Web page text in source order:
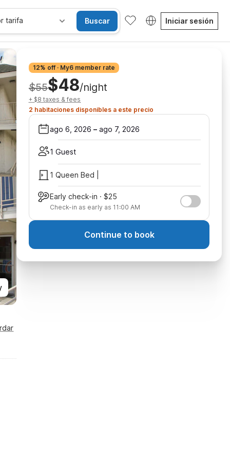
tarifa Buscar Iniciar sesión
12% off · My6 member rate
$55$48/night
+ $8 taxes & fees
2 habitaciones disponibles a este precio
ago 6, 2026 – ago 7, 2026
1 Guest
1 Queen Bed |
Early check-in · $25
Check-in as early as 11:00 AM
Continue to book